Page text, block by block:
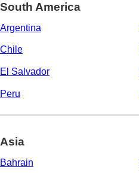
South America
Argentina
Chile
El Salvador
Peru
Asia
Bahrain